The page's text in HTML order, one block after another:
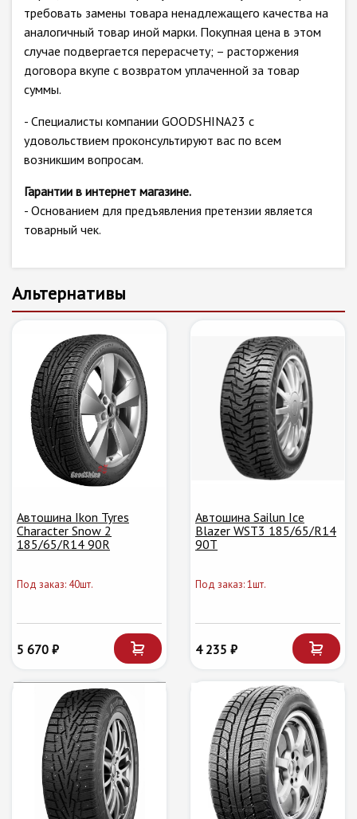
требовать замены товара ненадлежащего качества на
аналогичный товар иной марки. Покупная цена в этом
случае подвергается перерасчету; – расторжения
договора вкупе с возвратом уплаченной за товар
суммы.
- Специалисты компании GOODSHINA23 с
удовольствием проконсультируют вас по всем
возникшим вопросам.
Гарантии в интернет магазине.
- Основанием для предъявления претензии является
товарный чек.
Альтернативы
Автошина Ikon Tyres
Character Snow 2
185/65/R14 90R
Под заказ: 40шт.
5 670 ₽
Автошина Sailun Ice
Blazer WST3 185/65/R14
90T
Под заказ: 1шт.
4 235 ₽